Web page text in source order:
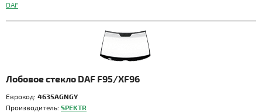
DAF
Лобовое стекло DAF F95/XF96
Еврокод: 4635AGNGY
Производитель: SPEKTR